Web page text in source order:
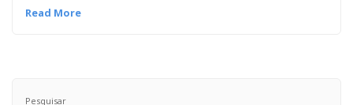
Read More
Pesquisar